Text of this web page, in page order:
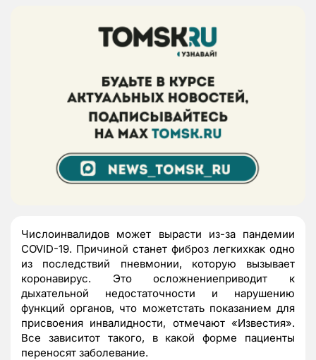
Числоинвалидов может вырасти из-за пандемии
COVID-19. Причиной станет фиброз легкихкак одно
из последствий пневмонии, которую вызывает
коронавирус. Это осложнениеприводит к
дыхательной недостаточности и нарушению
функций органов, что можетстать показанием для
присвоения инвалидности, отмечают «Известия».
Все зависитот такого, в какой форме пациенты
переносят заболевание.